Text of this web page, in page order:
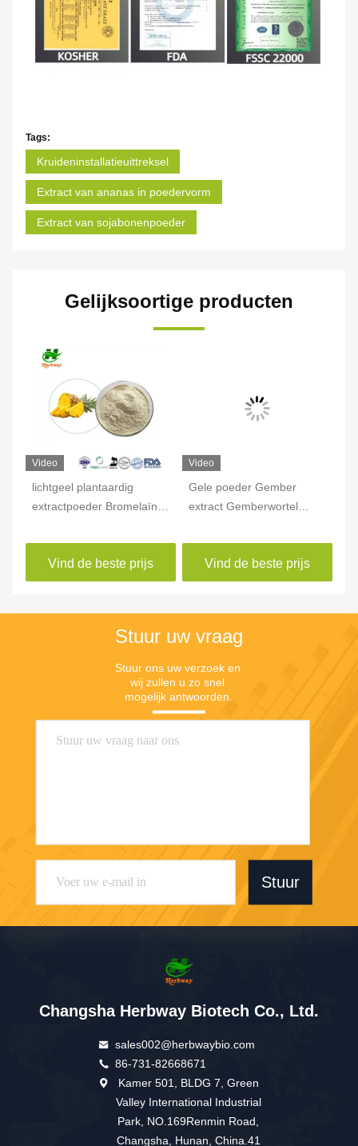
Tags:
Kruideninstallatieuittreksel
Extract van ananas in poedervorm
Extract van sojabonenpoeder
Gelijksoortige producten
Video
lichtgeel plantaardig
extractpoeder Bromelaïne
extractpoeder
Vind de beste prijs
Video
Gele poeder Gember
extract Gemberwortel
84696-15-1
Vind de beste prijs
Stuur uw vraag
Stuur ons uw verzoek en
wij zullen u zo snel
mogelijk antwoorden.
Stuur
Changsha Herbway Biotech Co., Ltd.
sales002@herbwaybio.com
86-731-82668671
Kamer 501, BLDG 7, Green
Valley International Industrial
Park, NO.169Renmin Road,
Changsha, Hunan, China.41